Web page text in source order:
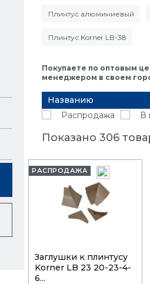
Плинтус алюминиевый
Плинтус Korner LB-38
Покупаете по оптовым
менеджером в своем
Названию
Распродажа
В
Показано 306
РАСПРОДАЖА
Заглушки к плинтусу
Korner LB 23 20-23-4-
6...